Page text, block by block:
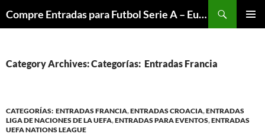
to
Compre Entradas para Futbol Serie A – Europa League – Premier League – Bundesliga
Category Archives: Categorías: Entradas Francia
CATEGORÍAS: ENTRADAS FRANCIA,ENTRADAS CROACIA,ENTRADAS
LIGA DE NACIONES DE LA UEFA,ENTRADAS PARA EVENTOS,ENTRADAS
UEFA NATIONS LEAGUE